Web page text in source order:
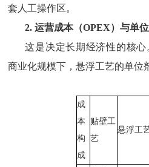
套人工操作区。
2. 运营成本（OPEX）与单
这是决定长期经济性的核
商业化规模下，悬浮工艺的单位
成
本
构
成
贴壁工
艺
悬浮工